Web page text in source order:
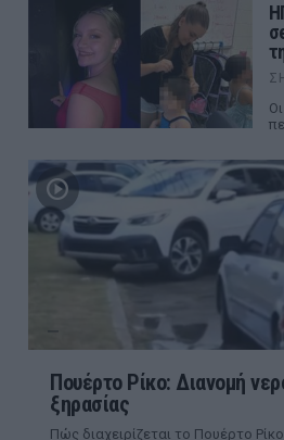
Πουέρτο Ρίκο: Διανομή
ξηρασίας
Πώς διαχειρίζεται το Πουέρτο